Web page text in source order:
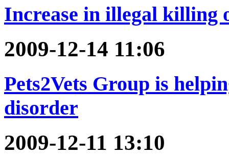
Increase in illegal killing
2009-12-14 11:06
Pets2Vets Group is
disorder
2009-12-11 13:10